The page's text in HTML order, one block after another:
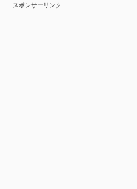
スポンサーリンク